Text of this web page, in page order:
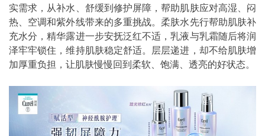
实需求，从补水、舒缓到修护屏障，帮助肌肤应对高湿、闷
热、空调和紫外线带来的多重挑战。柔肤水先行帮助肌肤补
充水分，精华露进一步安抚泛红不适，乳液与乳霜随后将润
泽牢牢锁住，维持肌肤稳定舒适。层层递进，却不给肌肤增
加厚重负担，让肌肤慢慢回到柔软、饱满、透亮的好状态。